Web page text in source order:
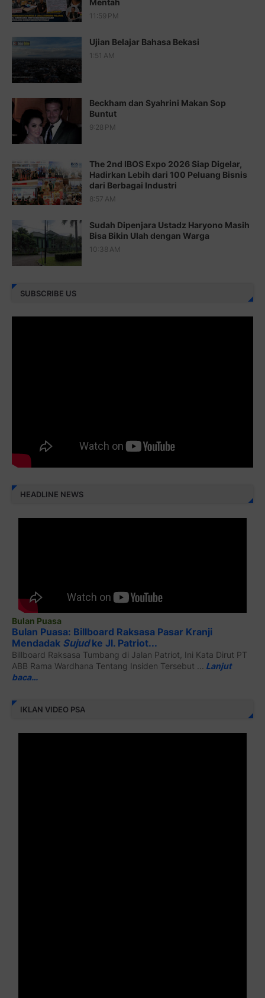
Juz 15 ⇨http://j.mp/2bFRQIM
http://j.mp/2brHsFz
Juz 18 ⇨ http://j.mp/2b8SCfc
Juz 19 ⇨http://j.mp/2bFSq95
Juz 20 ⇨http://j.mp/2brI1zc
Juz 21 ⇨http://j.mp/2b8VcBO
Juz 22 ⇨http://j.mp/2bFRxNP
Juz 23 ⇨http://j.mp/2brItxm
Juz 25 ⇨http://j.mp/2brImlf
Juz 26 ⇨http://j.mp/2bFRHF2
Mentah
11:59 PM
Ujian Belajar Bahasa Bekasi
1:51 AM
Beckham dan Syahrini Makan Sop
Buntut
9:28 PM
The 2nd IBOS Expo 2026 Siap Digelar,
Hadirkan Lebih dari 100 Peluang Bisnis
dari Berbagai Industri
8:57 AM
Sudah Dipenjara Ustadz Haryono Masih
Bisa Bikin Ulah dengan Warga
10:38 AM
SUBSCRIBE US
HEADLINE NEWS
Bulan Puasa
Bulan Puasa: Billboard Raksasa Pasar Kranji
Mendadak Sujudke Jl. Patriot...
Billboard Raksasa Tumbang di Jalan Patriot, Ini Kata Dirut PT
ABB Rama Wardhana Tentang Insiden Tersebut ...
Lanjut
baca…
IKLAN VIDEO PSA